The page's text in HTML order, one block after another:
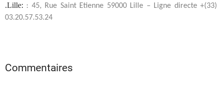
.Lille: : 45, Rue Saint Etienne 59000 Lille – Ligne directe +(33)
03.20.57.53.24
Commentaires